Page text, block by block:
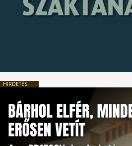
HIRDETÉS